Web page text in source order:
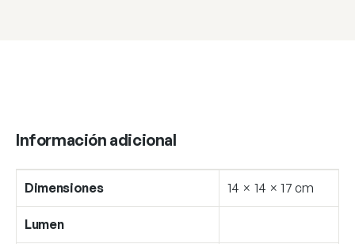
Información adicional
Dimensiones 14 × 14 × 17 cm
Lumen